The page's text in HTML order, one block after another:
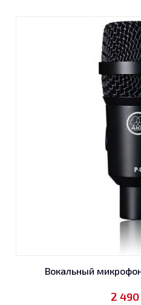
Вокальный
2 490